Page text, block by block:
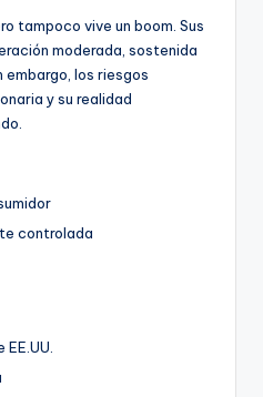
tampoco vive un boom. Sus
moderada, sostenida
embargo, los riesgos
y su realidad
controlada